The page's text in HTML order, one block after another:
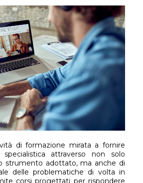
di formazione mirata a fornire
attraverso non solo
strumento adottato, ma anche di
delle problematiche di volta in
corsi progettati per rispondere